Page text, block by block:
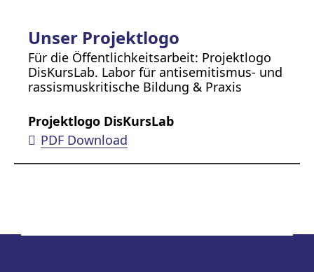
Unser Projektlogo
Für die Öffentlichkeitsarbeit: Projektlogo
DisKursLab. Labor für antisemitismus- und
rassismuskritische Bildung & Praxis
Projektlogo DisKursLab
PDF Download